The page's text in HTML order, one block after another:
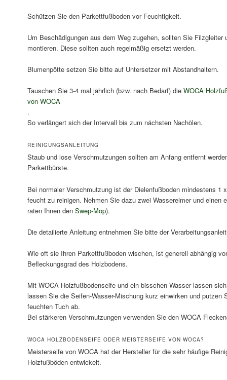
Schützen Sie den Parkettfußboden vor Feuchtigkeit.
Um Beschädigungen aus dem Weg zugehen, sollten Sie Filzgleiter
montieren. Diese sollten auch regelmäßig ersetzt werden.
Blumenpötte setzen Sie bitte auf Untersetzer mit Abstandhaltern.
Tauschen Sie 3-4 mal jährlich (bzw. nach Bedarf) die WOCA
von WOCA
.
So verlängert sich der Intervall bis zum nächsten Nachölen.
REINIGUNGSANLEITUNG
Staub und lose Verschmutzungen sollten am Anfang entfernt
Parkettbürste.
Bei normaler Verschmutzung ist der Dielenfußboden mindestens 1
feucht zu reinigen. Nehmen Sie dazu zwei Wassereimer und einen
raten Ihnen den Swep-Mop).
Die detailierte Anleitung entnehmen Sie bitte der
Wie oft sie Ihren Parkettfußboden wischen, ist generell abhängig
Befleckungsgrad des Holzbodens.
Mit WOCA Holzfußbodenseife und ein bisschen Wasser lassen
lassen Sie die Seifen-Wasser-Mischung kurz einwirken und
feuchten Tuch ab.
Bei stärkeren Verschmutzungen verwenden Sie den WOCA
WOCA HOLZBODENSEIFE ODER MEISTERSEIFE VON WOCA?
Meisterseife von WOCA hat der Hersteller für die sehr häufige
Holzfußböden entwickelt.